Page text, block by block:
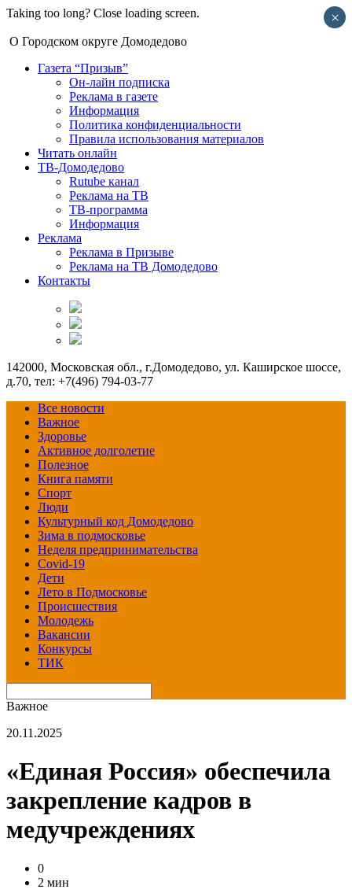
Taking too long? Close loading screen.
О Городском округе Домодедово
Газета “Призыв”
Он-лайн подписка
Реклама в газете
Информация
Политика конфиденциальности
Правила использования материалов
Читать онлайн
ТВ-Домодедово
Rutube канал
Реклама на ТВ
ТВ-программа
Информация
Реклама
Реклама в Призыве
Реклама на ТВ Домодедово
Контакты
142000, Московская обл., г.Домодедово, ул. Каширское шоссе,
д.70, тел: +7(496) 794-03-77
Все новости
Важное
Здоровье
Активное долголетие
Полезное
Книга памяти
Спорт
Люди
Культурный код Домодедово
Зима в подмосковье
Неделя предпринимательства
Covid-19
Дети
Лето в Подмосковье
Происшествия
Молодежь
Вакансии
Конкурсы
ТИК
Важное
20.11.2025
«Единая Россия» обеспечила
закрепление кадров в
медучреждениях
0
2 мин
×